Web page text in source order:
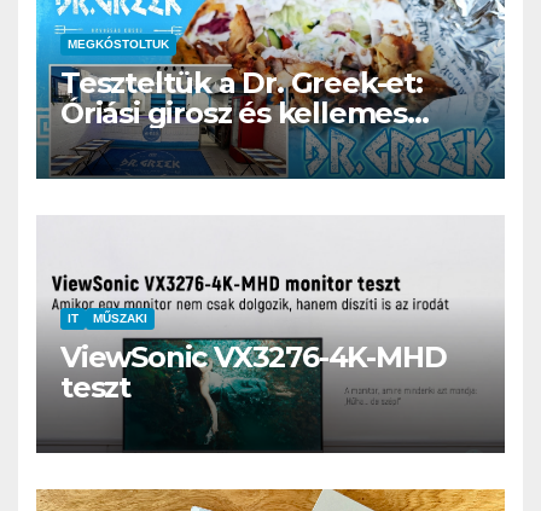
MEGKÓSTOLTUK
Teszteltük a Dr. Greek-et:
Óriási girosz és kellemes
kerthelyiség Csepel szívében
IT MŰSZAKI
ViewSonic VX3276-4K-MHD
teszt